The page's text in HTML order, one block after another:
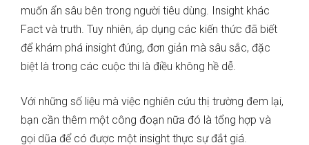
muốn ẩn sâu bên trong người tiêu dùng. Insight khác
Fact và truth. Tuy nhiên, áp dụng các kiến thức đã biết
để khám phá insight đúng, đơn giản mà sâu sắc, đặc
biệt là trong các cuộc thi là điều không hề dễ.
Với những số liệu mà việc nghiên cứu thị trường đem lại,
bạn cần thêm một công đoạn nữa đó là tổng hợp và
gọi dũa để có được một insight thực sự đắt giá.